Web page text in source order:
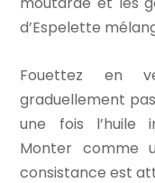
d’Espelette
Fouettez en
graduellement
une fois l’huile
Monter comme
consistance est